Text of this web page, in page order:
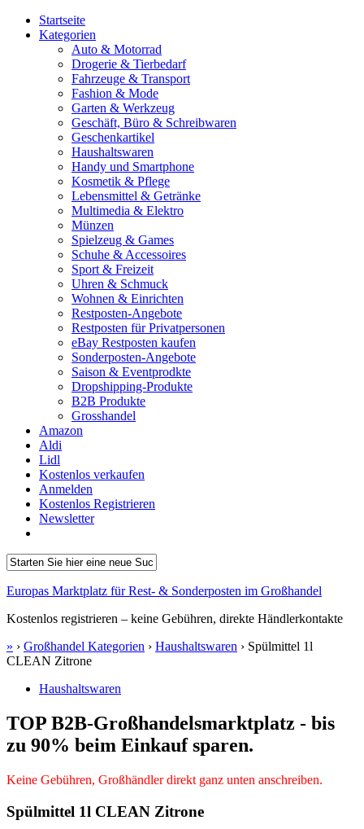
Startseite
Kategorien
Auto & Motorrad
Drogerie & Tierbedarf
Fahrzeuge & Transport
Fashion & Mode
Garten & Werkzeug
Geschäft, Büro & Schreibwaren
Geschenkartikel
Haushaltswaren
Handy und Smartphone
Kosmetik & Pflege
Lebensmittel & Getränke
Multimedia & Elektro
Münzen
Spielzeug & Games
Schuhe & Accessoires
Sport & Freizeit
Uhren & Schmuck
Wohnen & Einrichten
Restposten-Angebote
Restposten für Privatpersonen
eBay Restposten kaufen
Sonderposten-Angebote
Saison & Eventprodkte
Dropshipping-Produkte
B2B Produkte
Grosshandel
Amazon
Aldi
Lidl
Kostenlos verkaufen
Anmelden
Kostenlos Registrieren
Newsletter
Europas Marktplatz für Rest- & Sonderposten im Großhandel
Kostenlos registrieren – keine Gebühren, direkte Händlerkontakte
» › Großhandel Kategorien › Haushaltswaren › Spülmittel 1l
CLEAN Zitrone
Haushaltswaren
TOP B2B-Großhandelsmarktplatz - bis
zu 90% beim Einkauf sparen.
Keine Gebühren, Großhändler direkt ganz unten anschreiben.
Spülmittel 1l CLEAN Zitrone